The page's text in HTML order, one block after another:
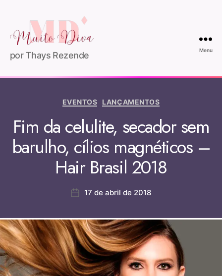
por Thays Rezende
Menu
EVENTOS LANÇAMENTOS
Fim da celulite, secador sem
barulho, cílios magnéticos –
Hair Brasil 2018
17 de abril de 2018